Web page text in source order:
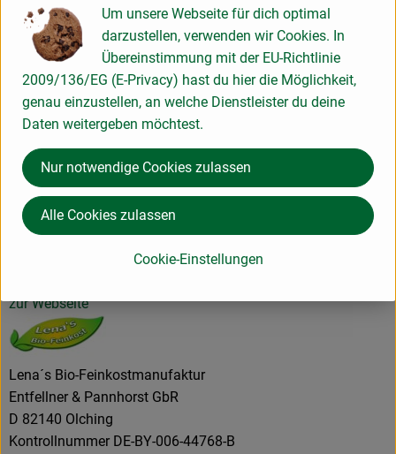
Inverkehrbringer: Lena´s Bio-Feinkostmanufaktur, Adlerweg
15 , D-82140 Olching
Produktinformationen
Herkunft
Hersteller: Lena´s Bio-Feinkostmanufaktur
zur Webseite
Lena´s Bio-Feinkostmanufaktur
Entfellner & Pannhorst GbR
D 82140 Olching
Kontrollnummer DE-BY-006-44768-B
Um unsere Webseite für dich optimal
darzustellen, verwenden wir Cookies. In
Übereinstimmung mit der EU-Richtlinie
2009/136/EG (E-Privacy) hast du hier die Möglichkeit,
genau einzustellen, an welche Dienstleister du deine
Daten weitergeben möchtest.
Cookie-Einstellungen
Nur notwendige Cookies zulassen
Alle Cookies zulassen